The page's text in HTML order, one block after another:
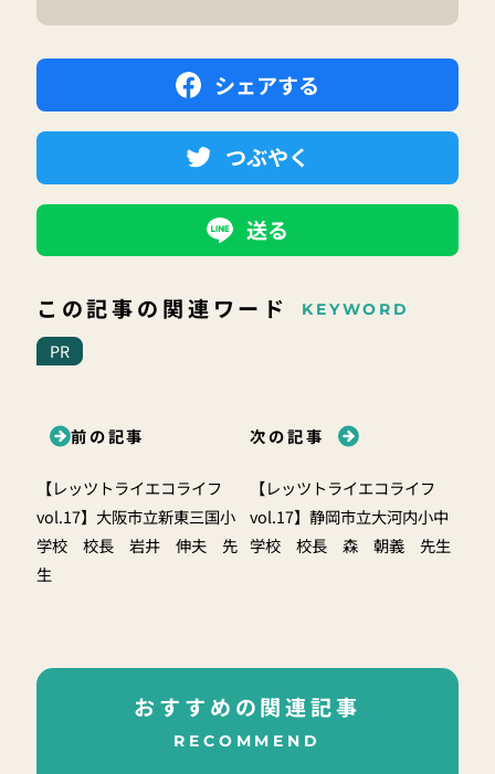
シェアする
つぶやく
送る
この記事の関連ワード KEYWORD
PR
前の記事
【レッツトライエコライフ
vol.17】大阪市立新東三国小
学校 校長 岩井 伸夫 先
生
次の記事
【レッツトライエコライフ
vol.17】静岡市立大河内小中
学校 校長 森 朝義 先生
おすすめの関連記事
RECOMMEND